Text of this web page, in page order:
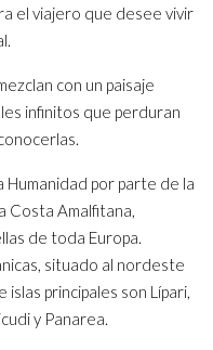
el viajero que desee vivir
con un paisaje
infinitos que perduran
por parte de la
Costa Amalfitana,
de toda Europa.
situado al nordeste
islas principales son Lípari,
y Panarea.